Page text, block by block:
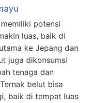
potensi
luas, baik di
ke Jepang dan
juga dikonsumsi
tenaga dan
belut bisa
baik di tempat luas